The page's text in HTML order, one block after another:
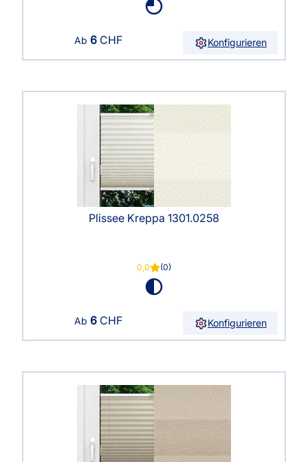
Ab 6 CHF Konfigurieren
Plissee Kreppa 1301.0258
0,0 (0)
Ab 6 CHF Konfigurieren